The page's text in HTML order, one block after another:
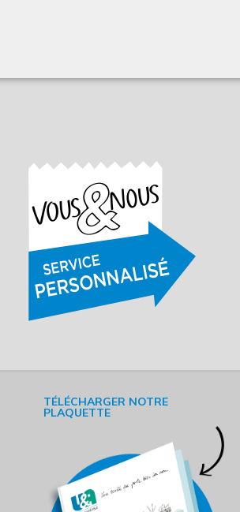
TÉLÉCHARGER NOTRE
PLAQUETTE